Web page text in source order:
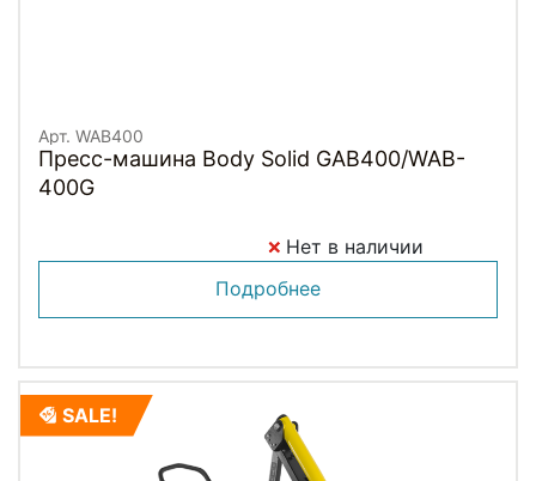
Арт. WAB400
Пресс-машина Body Solid GAB400/WAB-
400G
Нет в наличии
Подробнее
SALE!